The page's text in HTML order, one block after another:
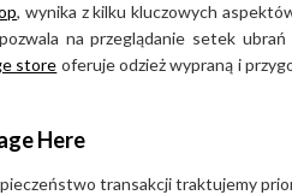
unikalnego, zmysłowego stylu
próbę czasu. Zapraszamy do
swojej szafy o
, wynika z kilku kluczowych
na przeglądanie setek
store oferuje odzież wypraną i
Here
transakcji traktujemy